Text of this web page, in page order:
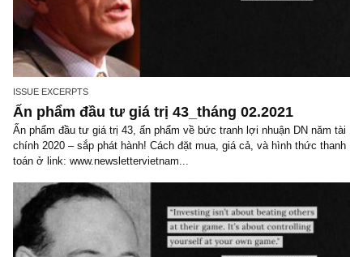
ISSUE EXCERPTS
Ấn phẩm đầu tư giá trị 43_tháng 02.2021
Ấn phẩm đầu tư giá trị 43, ấn phẩm về bức tranh lợi nhuận DN